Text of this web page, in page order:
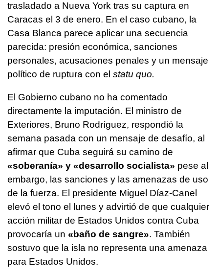
trasladado a Nueva York tras su captura en
Caracas el 3 de enero. En el caso cubano, la
Casa Blanca parece aplicar una secuencia
parecida: presión económica, sanciones
personales, acusaciones penales y un mensaje
político de ruptura con el statu quo.
El Gobierno cubano no ha comentado
directamente la imputación. El ministro de
Exteriores, Bruno Rodríguez, respondió la
semana pasada con un mensaje de desafío, al
afirmar que Cuba seguirá su camino de
«soberanía» y «desarrollo socialista» pese al
embargo, las sanciones y las amenazas de uso
de la fuerza. El presidente Miguel Díaz-Canel
elevó el tono el lunes y advirtió de que cualquier
acción militar de Estados Unidos contra Cuba
provocaría un «baño de sangre». También
sostuvo que la isla no representa una amenaza
para Estados Unidos.